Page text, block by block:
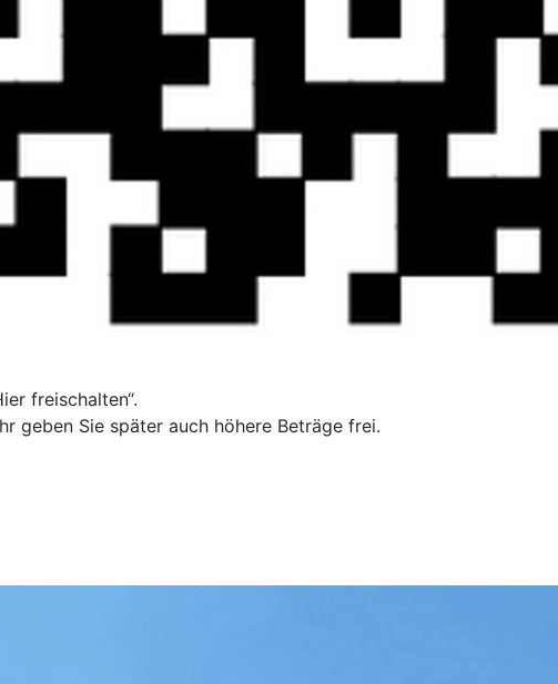
freischalten“.
geben Sie später auch höhere Beträge frei.